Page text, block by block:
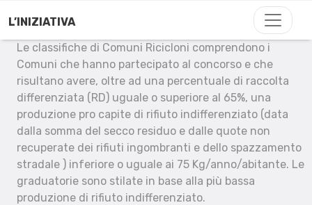
L’INIZIATIVA
Le classifiche di Comuni Ricicloni comprendono i
Comuni che hanno partecipato al concorso e che
risultano avere, oltre ad una percentuale di raccolta
differenziata (RD) uguale o superiore al 65%, una
produzione pro capite di rifiuto indifferenziato (data
dalla somma del secco residuo e dalle quote non
recuperate dei rifiuti ingombranti e dello spazzamento
stradale ) inferiore o uguale ai 75 Kg/anno/abitante. Le
graduatorie sono stilate in base alla più bassa
produzione di rifiuto indifferenziato.